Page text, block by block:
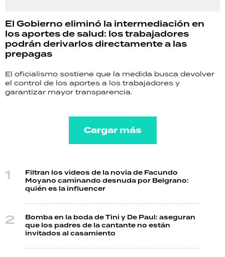
El Gobierno eliminó la intermediación en
los aportes de salud: los trabajadores
podrán derivarlos directamente a las
prepagas
El oficialismo sostiene que la medida busca devolver
el control de los aportes a los trabajadores y
garantizar mayor transparencia.
Cargar más
Filtran los videos de la novia de Facundo
Moyano caminando desnuda por Belgrano:
quién es la influencer
Bomba en la boda de Tini y De Paul: aseguran
que los padres de la cantante no están
invitados al casamiento